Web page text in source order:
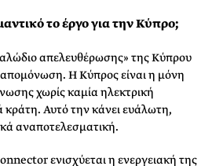
το έργο για την Κύπρο;
απελευθέρωσης» της Κύπρου
Η Κύπρος είναι η μόνη
χωρίς καμία ηλεκτρική
κράτη. Αυτό την κάνει ευάλωτη,
αναποτελεσματική.
ενισχύεται η ενεργειακή της